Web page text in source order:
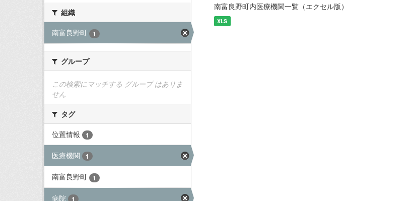
組織
南富良野町
1
グループ
この検索にマッチする グループ はありま
せん
タグ
位置情報
1
医療機関 1
南富良野町 1
病院 1
南富良野町内医療機関一覧（エクセル版）
XLS